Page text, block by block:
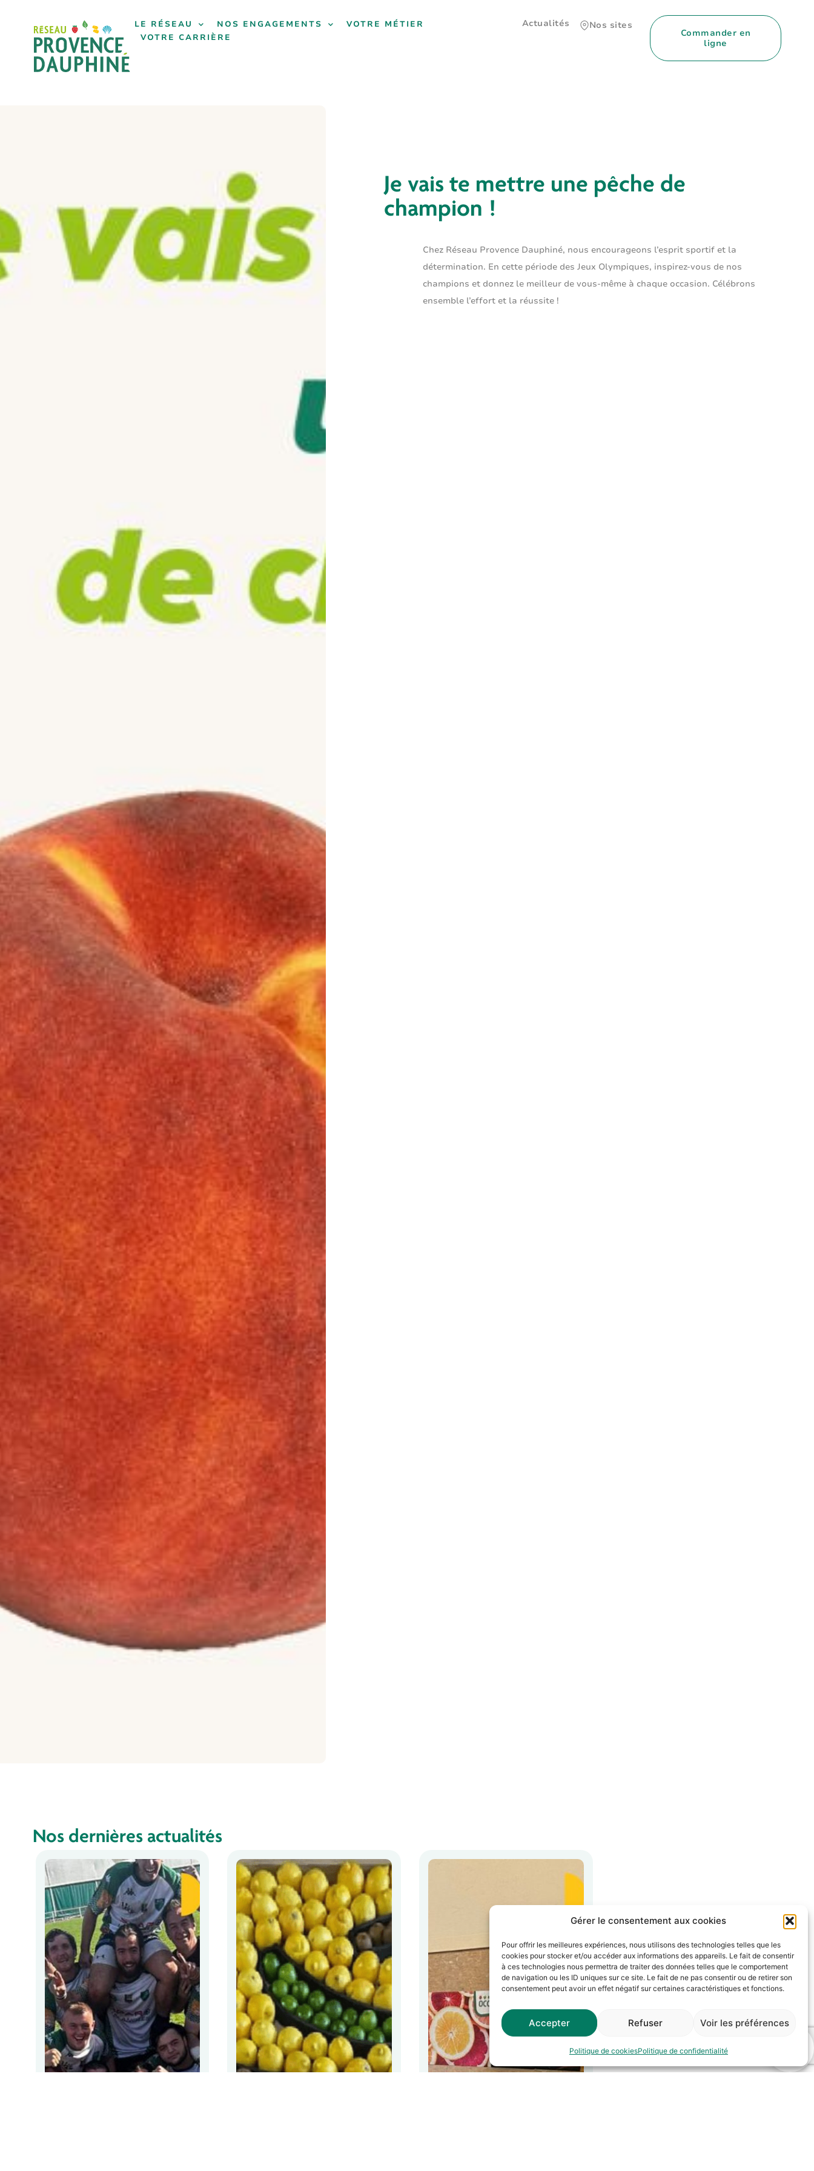
Gérer le consentement aux cookies
Pour offrir les meilleures expériences, nous utilisons des technologies telles que les
cookies pour stocker et/ou accéder aux informations des appareils. Le fait de consentir
à ces technologies nous permettra de traiter des données telles que le comportement
de navigation ou les ID uniques sur ce site. Le fait de ne pas consentir ou de retirer son
consentement peut avoir un effet négatif sur certaines caractéristiques et fonctions.
Accepter Refuser Voir les préférences
Politique de cookiesPolitique de confidentialité
LE RÉSEAU NOS ENGAGEMENTS
VOTRE MÉTIER
VOTRE CARRIÈRE
Actualités Nos sites
Commander en
ligne
Je vais te mettre une pêche de
champion !
Chez Réseau Provence Dauphiné, nous encourageons l’esprit sportif et la
détermination. En cette période des Jeux Olympiques, inspirez-vous de nos
champions et donnez le meilleur de vous-même à chaque occasion. Célébrons
ensemble l’effort et la réussite !
Nos dernières actualités